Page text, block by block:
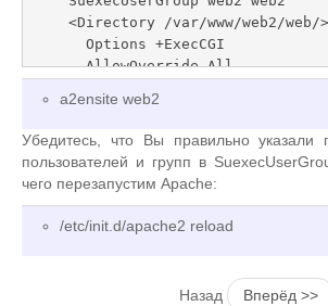
</VirtualHost>
      AllowOverride All
      FCGIWrapper /var/www/php-fcgi-scripts/web2/php-fcgi-starter
.php
      Order allow,deny
a2ensite web2
Убедитесь, что Вы правильно указали
пользователей и групп в
чего перезапустим Apache:
/etc/init.d/apache2 reload
Назад Вперёд >>